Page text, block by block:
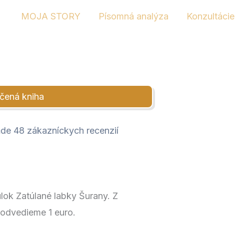
MOJA STORY Písomná analýza Konzultácie
kniha
48 zákazníckych recenzií
Zatúlané labky Šurany. Z
1 euro.